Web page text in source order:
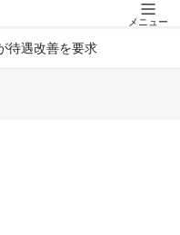
メニュー
待遇改善を要求